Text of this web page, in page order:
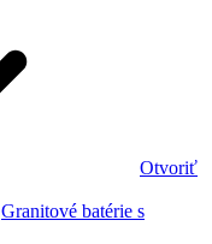
Otvoriť
Granitové batérie s